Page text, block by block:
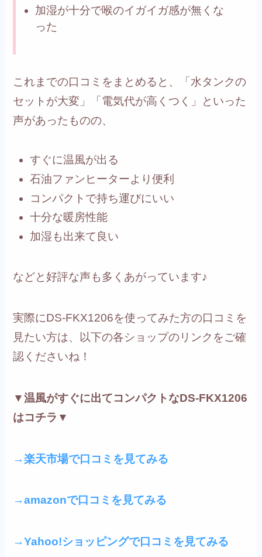
加湿が十分で喉のイガイガ感が無くな
った
これまでの口コミをまとめると、「水タンクの
セットが大変」「電気代が高くつく」といった
声があったものの、
すぐに温風が出る
石油ファンヒーターより便利
コンパクトで持ち運びにいい
十分な暖房性能
加湿も出来て良い
などと好評な声も多くあがっています♪
実際にDS-FKX1206を使ってみた方の口コミを
見たい方は、以下の各ショップのリンクをご確
認くださいね！
▼温風がすぐに出てコンパクトなDS-FKX1206
はコチラ▼
→楽天市場で口コミを見てみる
→amazonで口コミを見てみる
→Yahoo!ショッピングで口コミを見てみる